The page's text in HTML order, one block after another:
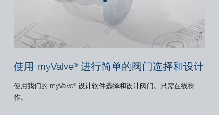
使用 myValve® 进行简单的阀门选择和设计
使用我们的 myValve® 设计软件选择和设计阀门。只需在线操
作。